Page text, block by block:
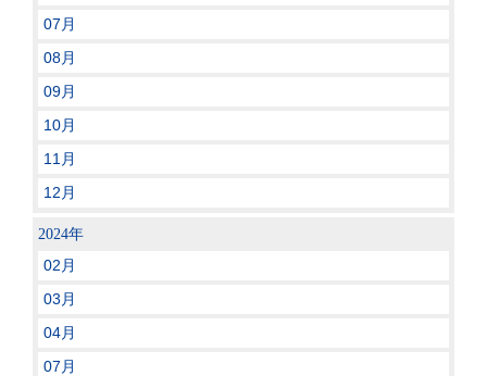
07月
08月
09月
10月
11月
12月
2024年
02月
03月
04月
07月